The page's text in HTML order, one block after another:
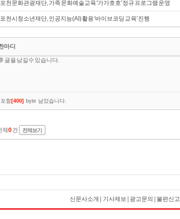
포천문화관광재단, 가족 문화예술교육 '가가호호' 정규 프로그램 운영
포천시청소년재단, 인공지능(AI) 활용 '바이브코딩 교육' 진행
신문사소개 기사제보 광고문의 불편신고